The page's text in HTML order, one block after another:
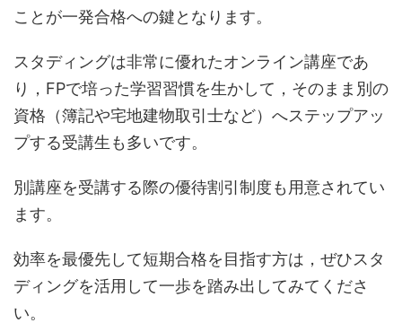
ことが一発合格への鍵となります。
スタディングは非常に優れたオンライン講座であ
り，FPで培った学習習慣を生かして，そのまま別の
資格（簿記や宅地建物取引士など）へステップアッ
プする受講生も多いです。
別講座を受講する際の優待割引制度も用意されてい
ます。
効率を最優先して短期合格を目指す方は，ぜひスタ
ディングを活用して一歩を踏み出してみてくださ
い。